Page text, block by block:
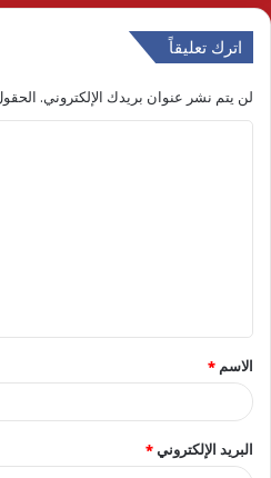
اترك تعليقاً
لن يتم نشر عنوان بريدك الإلكتروني.
ق
*
الاسم *
البريد الإلكتروني*